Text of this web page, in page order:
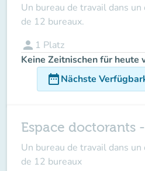
Un bureau de travail dans
de 12 bureaux.
person 1 Platz
Keine Zeitnischen für heute
date_rangeNächste
Espace doctorants
Un bureau de travail dans
de 12 bureaux